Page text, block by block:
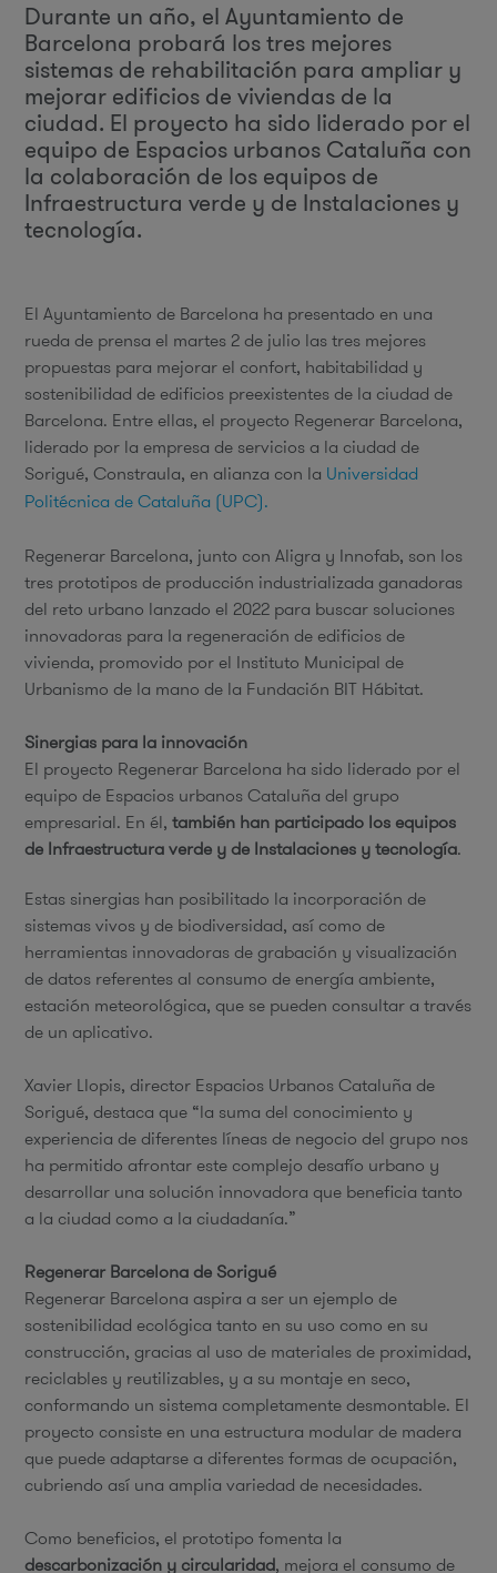
Durante un año, el Ayuntamiento de
Barcelona probará los tres mejores
sistemas de rehabilitación para ampliar y
mejorar edificios de viviendas de la
ciudad. El proyecto ha sido liderado por el
equipo de Espacios urbanos Cataluña con
la colaboración de los equipos de
Infraestructura verde y de Instalaciones y
tecnología.
El Ayuntamiento de Barcelona ha presentado en una
rueda de prensa el martes 2 de julio las tres mejores
propuestas para mejorar el confort, habitabilidad y
sostenibilidad de edificios preexistentes de la ciudad de
Barcelona. Entre ellas, el proyecto Regenerar Barcelona,
liderado por la empresa de servicios a la ciudad de
Sorigué, Constraula, en alianza con la Universidad
Politécnica de Cataluña (UPC).
Regenerar Barcelona, junto con Aligra y Innofab, son los
tres prototipos de producción industrializada ganadoras
del reto urbano lanzado el 2022 para buscar soluciones
innovadoras para la regeneración de edificios de
vivienda, promovido por el Instituto Municipal de
Urbanismo de la mano de la Fundación BIT Hábitat.
Sinergias para la innovación
El proyecto Regenerar Barcelona ha sido liderado por el
equipo de Espacios urbanos Cataluña del grupo
empresarial. En él,también han participado los equipos
de Infraestructura verde y de Instalaciones y tecnología.
Estas sinergias han posibilitado la incorporación de
sistemas vivos y de biodiversidad, así como de
herramientas innovadoras de grabación y visualización
de datos referentes al consumo de energía ambiente,
estación meteorológica, que se pueden consultar a través
de un aplicativo.
Xavier Llopis, director Espacios Urbanos Cataluña de
Sorigué, destaca que “la suma del conocimiento y
experiencia de diferentes líneas de negocio del grupo nos
ha permitido afrontar este complejo desafío urbano y
desarrollar una solución innovadora que beneficia tanto
a la ciudad como a la ciudadanía.”
Regenerar Barcelona de Sorigué
Regenerar Barcelona aspira a ser un ejemplo de
sostenibilidad ecológica tanto en su uso como en su
construcción, gracias al uso de materiales de proximidad,
reciclables y reutilizables, y a su montaje en seco,
conformando un sistema completamente desmontable. El
proyecto consiste en una estructura modular de madera
que puede adaptarse a diferentes formas de ocupación,
cubriendo así una amplia variedad de necesidades.
Como beneficios, el prototipo fomenta la
descarbonización y circularidad, mejora el consumo de